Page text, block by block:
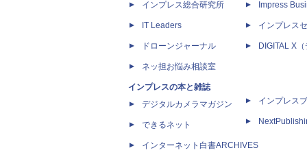
インプレス総合研究所
IT Leaders
ドローンジャーナル
ネッ担お悩み相談室
インプレスの本と雑誌
デジタルカメラマガジン
できるネット
インターネット白書ARCHIVES
Impress
インプレス
DIGITAL X（
インプレス